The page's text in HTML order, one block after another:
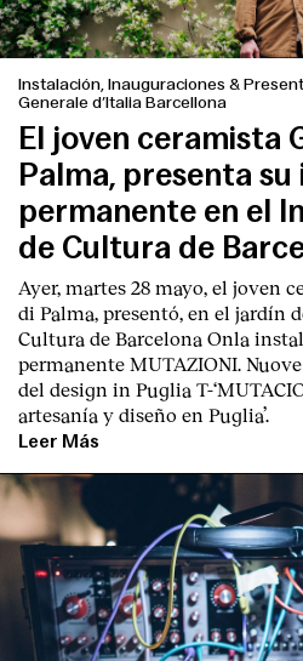
Instalación, Inauguraciones &
Generale d’Italia Barcellona
El joven ceramista
Palma, presenta
permanente en el
de Cultura de
Ayer, martes 28 mayo, el joven
di Palma, presentó, en el jardín
Cultura de Barcelona Onla
permanente MUTAZIONI.
del design in Puglia T-
artesanía y diseño en Puglia’.
Leer Más